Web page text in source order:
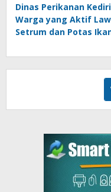
Dinas Perikanan
Warga yang Aktif
Setrum dan Potas